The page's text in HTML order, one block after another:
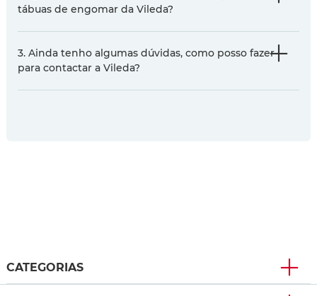
tábuas de engomar da Vileda?
3. Ainda tenho algumas dúvidas, como posso fazer
para contactar a Vileda?
CATEGORIAS